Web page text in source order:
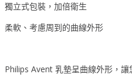
獨立式包裝，加倍衛生
柔軟、考慮周到的曲線外形
Philips Avent 乳墊呈曲線外形，